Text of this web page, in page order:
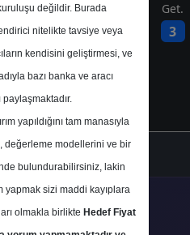
10 1
Get.
3
Tavsiye Yok
değildir. Burada
nitelikte tavsiye veya
kendisini geliştirmesi, ve
bazı banka ve aracı
paylaşmaktadır.
yapıldığını tam manasıyla
değerleme modellerini ve bir
bulundurabilirsiniz, lakin
yapmak sizi maddi kayıplara
olmakla birlikte Hedef Fiyat